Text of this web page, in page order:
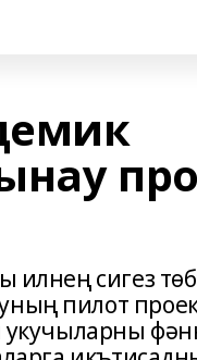
сигез
пилот
укучыларны